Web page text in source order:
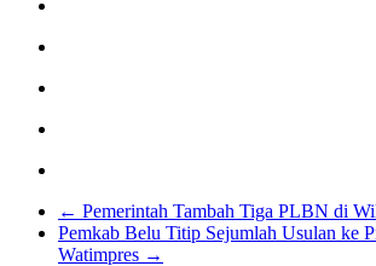
← Pemerintah Tambah Tiga PLBN di
Pemkab Belu Titip Sejumlah Usulan ke
Watimpres →